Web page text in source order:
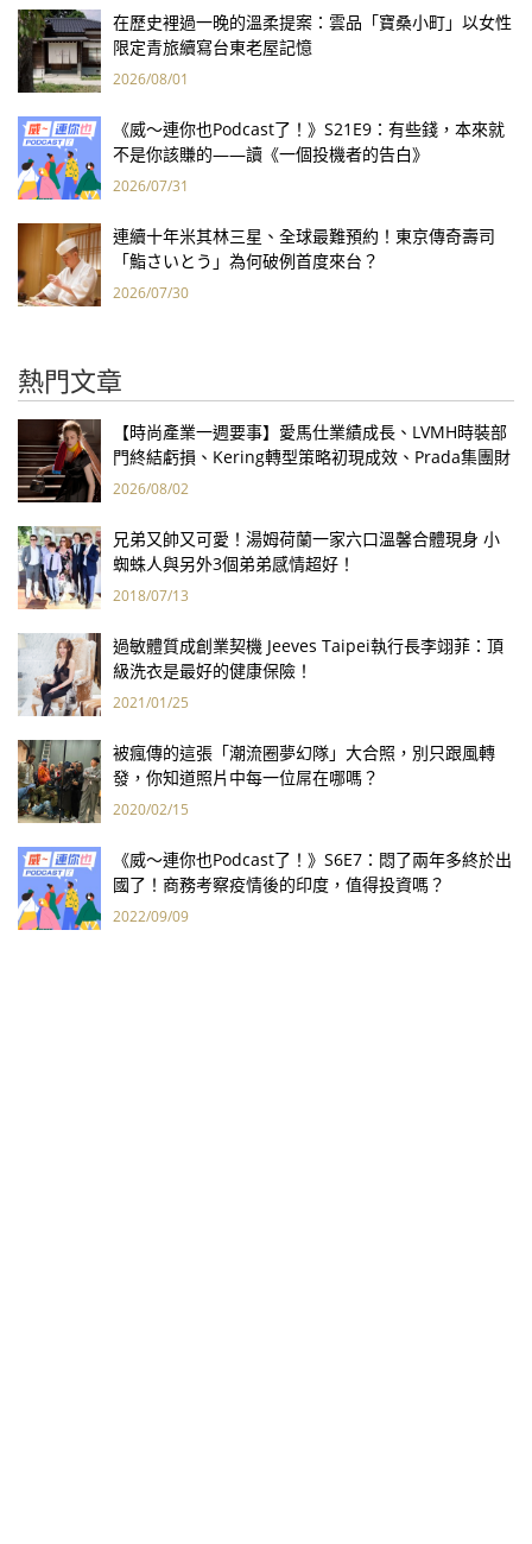
在歷史裡過一晚的溫柔提案：雲品「寶桑小町」以女性
限定青旅續寫台東老屋記憶
2026/08/01
《威～連你也Podcast了！》S21E9：有些錢，本來就
不是你該賺的——讀《一個投機者的告白》
2026/07/31
連續十年米其林三星、全球最難預約！東京傳奇壽司
「鮨さいとう」為何破例首度來台？
2026/07/30
熱門文章
【時尚產業一週要事】愛馬仕業績成長、LVMH時裝部
門終結虧損、Kering轉型策略初現成效、Prada集團財
報亮眼
2026/08/02
兄弟又帥又可愛！湯姆荷蘭一家六口溫馨合體現身 小
蜘蛛人與另外3個弟弟感情超好！
2018/07/13
過敏體質成創業契機 Jeeves Taipei執行長李翊菲：頂
級洗衣是最好的健康保險！
2021/01/25
被瘋傳的這張「潮流圈夢幻隊」大合照，別只跟風轉
發，你知道照片中每一位屌在哪嗎？
2020/02/15
《威～連你也Podcast了！》S6E7：悶了兩年多終於出
國了！商務考察疫情後的印度，值得投資嗎？
2022/09/09